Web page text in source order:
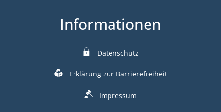
Informationen
Datenschutz
Erklärung zur Barrierefreiheit
Impressum